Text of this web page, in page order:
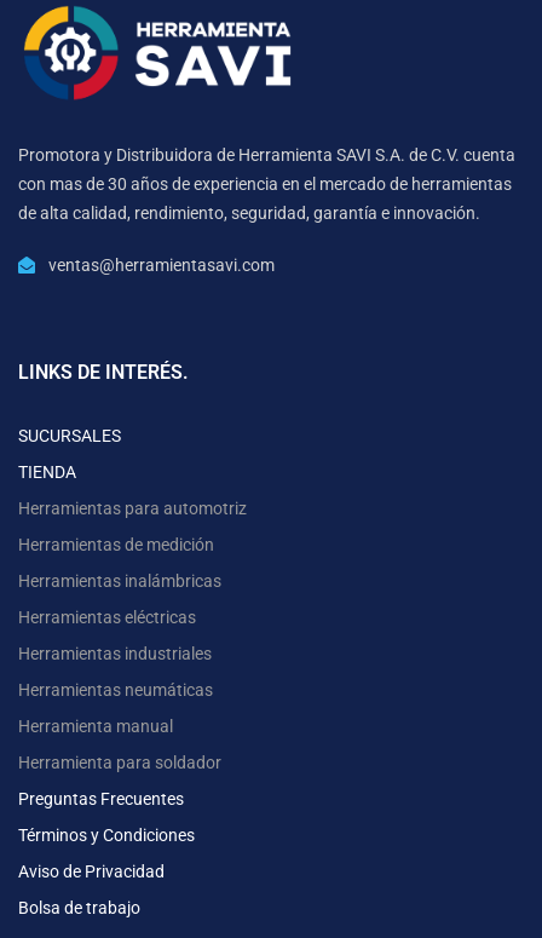
Promotora y Distribuidora de Herramienta SAVI S.A. de C.V. cuenta
con mas de 30 años de experiencia en el mercado de herramientas
de alta calidad, rendimiento, seguridad, garantía e innovación.
ventas@herramientasavi.com
LINKS DE INTERÉS.
SUCURSALES
TIENDA
Herramientas para automotriz
Herramientas de medición
Herramientas inalámbricas
Herramientas eléctricas
Herramientas industriales
Herramientas neumáticas
Herramienta manual
Herramienta para soldador
Preguntas Frecuentes
Términos y Condiciones
Aviso de Privacidad
Bolsa de trabajo